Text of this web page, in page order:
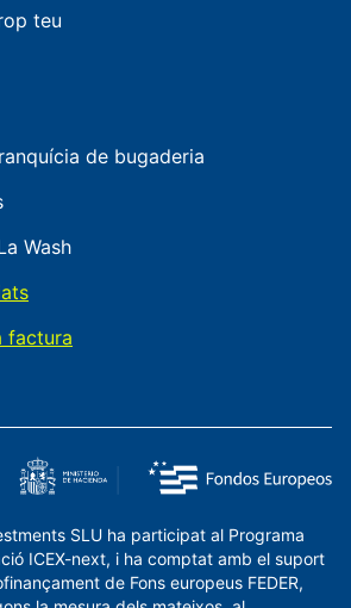
teu
de bugaderia
Wash
factura
SLU ha participat al Programa
ICEX-next, i ha comptat amb el suport
de Fons europeus FEDER,